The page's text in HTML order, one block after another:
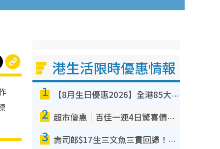
港生活限時優惠情報
1 【8月生日優惠2026】全港85大食買玩著數攻略 自助餐/火鍋放題同行免費＋誠品/DONKI送現金券
2 超市優惠｜百佳一連4日驚喜價低至64折 精選貨品$6.5起！指定周末分店免費試食+送$20現金券
3 壽司郎$17生三文魚三貫回歸！8月期間限定創業祭 $10白碟優惠／$12大切長鰭大吞拿魚腩